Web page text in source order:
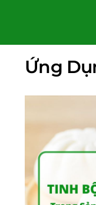
Ứng